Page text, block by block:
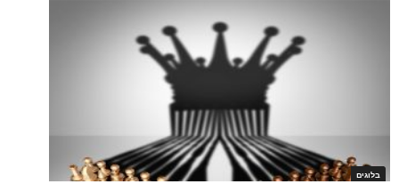
בלוגים